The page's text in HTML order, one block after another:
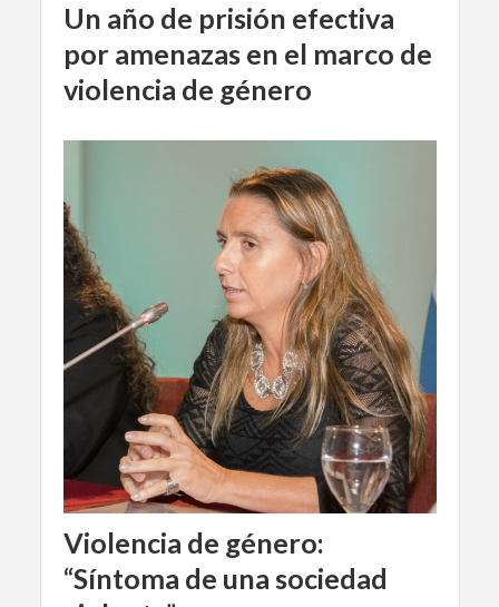
Un año de prisión efectiva
por amenazas en el marco de
violencia de género
Violencia de género:
“Síntoma de una sociedad